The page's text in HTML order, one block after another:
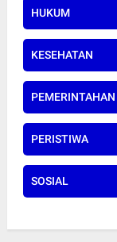
HUKUM
KESEHATAN
PEMERINTAHAN
PERISTIWA
SOSIAL